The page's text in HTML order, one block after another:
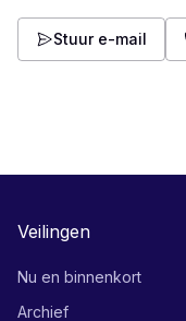
Stuur e-mail
Veilingen
Nu en binnenkort
Archief